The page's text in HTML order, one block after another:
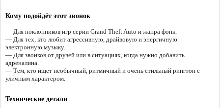
Кому подойдёт этот звонок
— Для поклонников игр серии Grand Theft Auto и жанра фонк.
— Для тех, кто любит агрессивную, драйвовую и энергичную
электронную музыку.
— Для звонков от друзей или в ситуациях, когда нужно добавить
адреналина.
— Тем, кто ищет необычный, ритмичный и очень стильный рингтон с
уличным характером.
Технические детали